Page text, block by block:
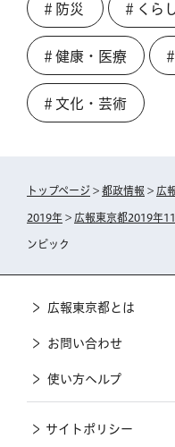
＃防災 ＃くら
＃健康・医療
＃文化・芸術
トップページ > 都政情報 > 広
2019年 > 広報東京都2019年
ンピック
広報東京都とは
お問い合わせ
使い方ヘルプ
サイトポリシー